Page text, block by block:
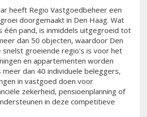
heeft Regio Vastgoedbeheer een
doorgemaakt in Den Haag. Wat
één pand, is inmiddels uitgegroeid tot
dan 50 objecten, waardoor Den
snelst groeiende regio's is voor het
en appartementen worden
dan 40 individuele beleggers,
in vastgoed doen voor
zekerheid, pensioenplanning of
in deze competitieve